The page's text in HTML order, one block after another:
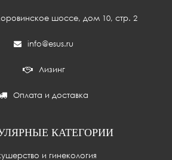
шоссе, дом 10, стр. 2
info@esus.ru
Лизинг
Оплата и доставка
КАТЕГОРИИ
и гинекология